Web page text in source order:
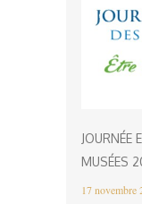
JOURNÉE
MUSÉES
17 novembre